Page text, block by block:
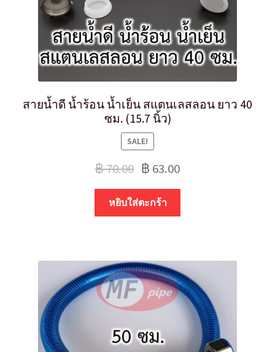
สายน้ำดี น้ำร้อน น้ำเย็น สแตนเลสลอน ยาว 40
ซม. (15.7 นิ้ว)
SALE!
฿70.00 ฿ 63.00
หยิบใส่ตะกร้า